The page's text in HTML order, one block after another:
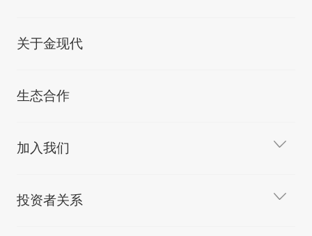
关于金现代
生态合作
加入我们
投资者关系